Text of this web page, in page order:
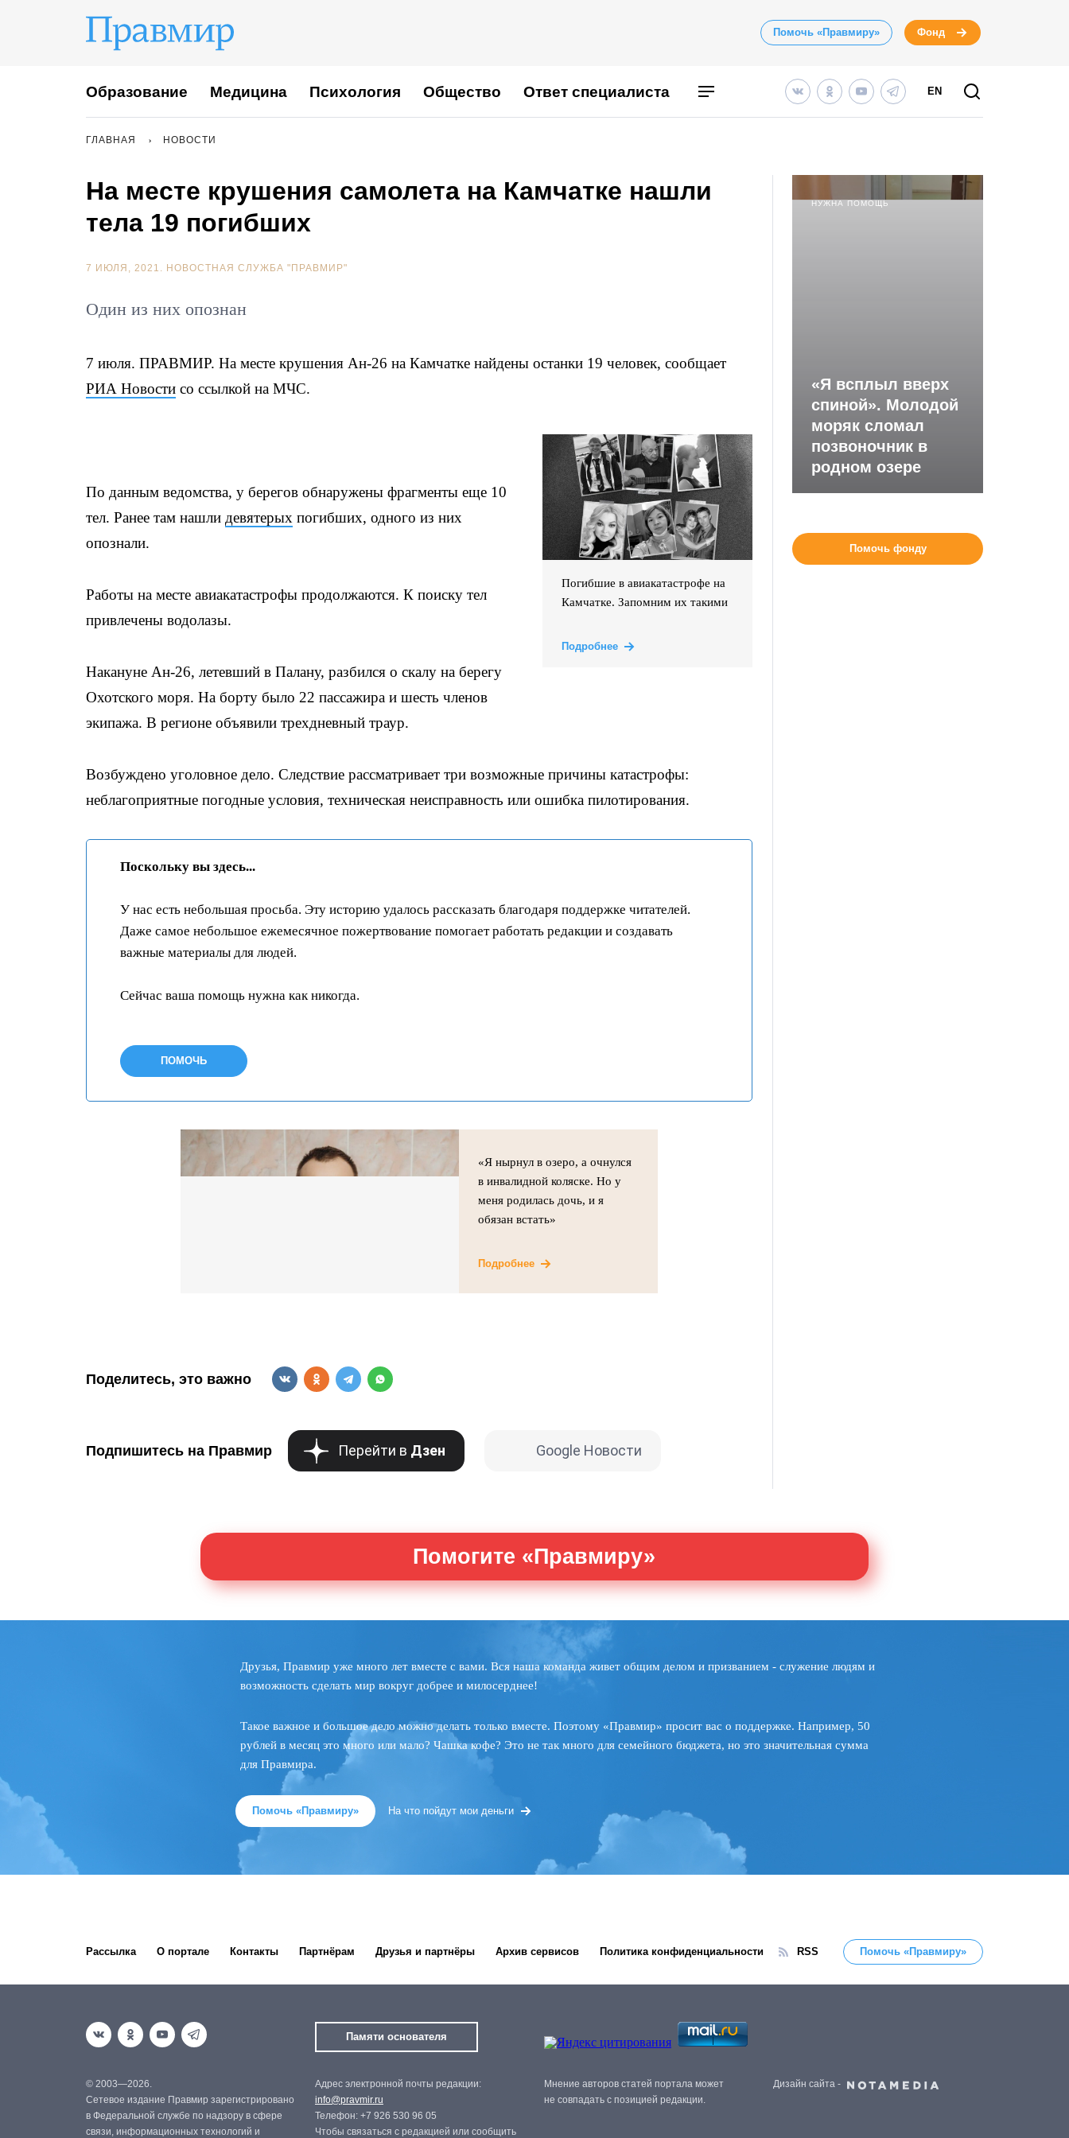
Помочь «Правмиру» Фонд
Образование Медицина Психология Общество Ответ специалиста EN
ГЛАВНАЯ НОВОСТИ
На месте крушения самолета на Камчатке нашли
тела 19 погибших
7 ИЮЛЯ, 2021. НОВОСТНАЯ СЛУЖБА "ПРАВМИР"
Один из них опознан
7 июля. ПРАВМИР. На месте крушения Ан-26 на Камчатке найдены останки 19 человек, сообщает
РИА Новости со ссылкой на МЧС.
Погибшие в авиакатастрофе на
Камчатке. Запомним их такими
Подробнее
По данным ведомства, у берегов обнаружены фрагменты еще 10
тел. Ранее там нашли девятерых погибших, одного из них
опознали.
Работы на месте авиакатастрофы продолжаются. К поиску тел
привлечены водолазы.
Накануне Ан-26, летевший в Палану, разбился о скалу на берегу
Охотского моря. На борту было 22 пассажира и шесть членов
экипажа. В регионе объявили трехдневный траур.
Возбуждено уголовное дело. Следствие рассматривает три возможные причины катастрофы:
неблагоприятные погодные условия, техническая неисправность или ошибка пилотирования.
Поскольку вы здесь...
У нас есть небольшая просьба. Эту историю удалось рассказать благодаря поддержке читателей.
Даже самое небольшое ежемесячное пожертвование помогает работать редакции и создавать
важные материалы для людей.
Сейчас ваша помощь нужна как никогда.
ПОМОЧЬ
«Я нырнул в озеро, а очнулся
в инвалидной коляске. Но у
меня родилась дочь, и я
обязан встать»
Подробнее
Поделитесь, это важно
Подпишитесь на Правмир Перейти в Дзен Google Новости
НУЖНА ПОМОЩЬ
«Я всплыл вверх
спиной». Молодой
моряк сломал
позвоночник в
родном озере
Помочь фонду
Помогите «Правмиру»
Друзья, Правмир уже много лет вместе с вами. Вся наша команда живет общим делом и призванием - служение людям и
возможность сделать мир вокруг добрее и милосерднее!
Такое важное и большое дело можно делать только вместе. Поэтому «Правмир» просит вас о поддержке. Например, 50
рублей в месяц это много или мало? Чашка кофе? Это не так много для семейного бюджета, но это значительная сумма
для Правмира.
Помочь «Правмиру» На что пойдут мои деньги
Рассылка О портале Контакты Партнёрам Друзья и партнёры Архив сервисов Политика конфиденциальности RSS Помочь «Правмиру»
Памяти основателя
© 2003—2026.
Сетевое издание Правмир зарегистрировано
в Федеральной службе по надзору в сфере
связи, информационных технологий и
Адрес электронной почты редакции:
info@pravmir.ru
Телефон: +7 926 530 96 05
Чтобы связаться с редакцией или сообщить
Мнение авторов статей портала может
не совпадать с позицией редакции.
Дизайн сайта -